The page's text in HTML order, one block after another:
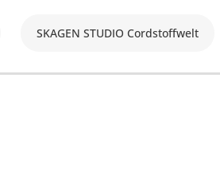
SKAGEN STUDIO Cordstoffwelt